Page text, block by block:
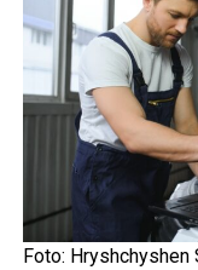
Foto: